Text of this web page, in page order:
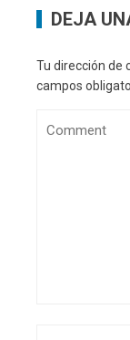
DEJA
Tu dirección de
campos